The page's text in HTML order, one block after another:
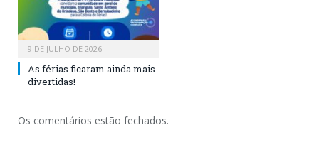
9 DE JULHO DE 2026
As férias ficaram ainda mais
divertidas!
Os comentários estão fechados.